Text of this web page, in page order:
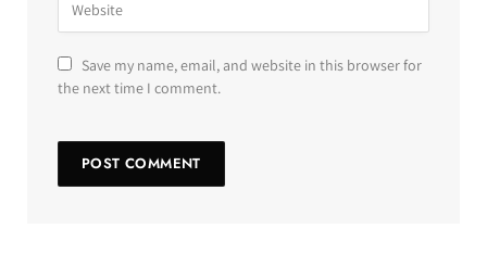
Save my name, email, and website in this browser for
the next time I comment.